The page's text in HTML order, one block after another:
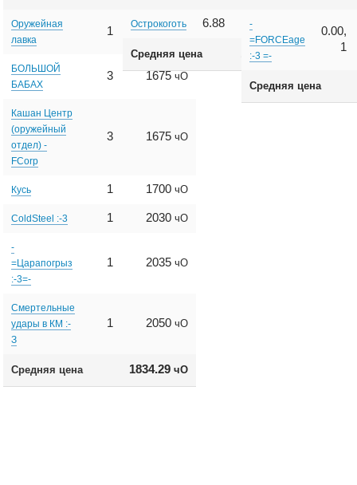
Средняя цена 1834.29 чО
Оружейная
лавка
1 1675 чО
БОЛЬШОЙ
БАБАХ
3 1675 чО
Кашан Центр
(оружейный
отдел) -
FCorp
3 1675 чО
Кусь 1 1700 чО
ColdSteel :-3 1 2030 чО
-
=Царапогрыз
:-3=-
1 2035 чО
Смертельные
удары в КМ :-
З
1 2050 чО
Средняя цена 1600 чО
Острокоготь 6.88 1600
Средняя цена
-
=FORCEage
:-3 =-
0.00,
1